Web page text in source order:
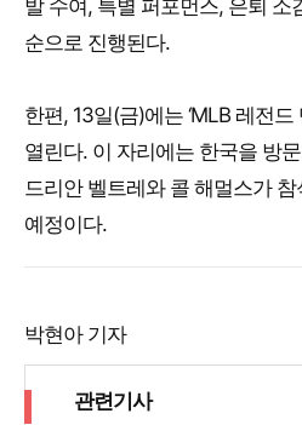
발 수여, 특별 퍼포먼스, 은퇴 소
순으로 진행된다.
한편, 13일(금)에는 ‘MLB 레전드
열린다. 이 자리에는 한국을 방
드리안 벨트레와 콜 해멀스가
예정이다.
박현아 기자
관련기사